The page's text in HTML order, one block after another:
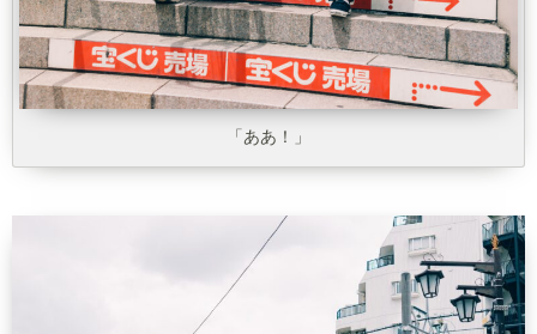
「ああ！」